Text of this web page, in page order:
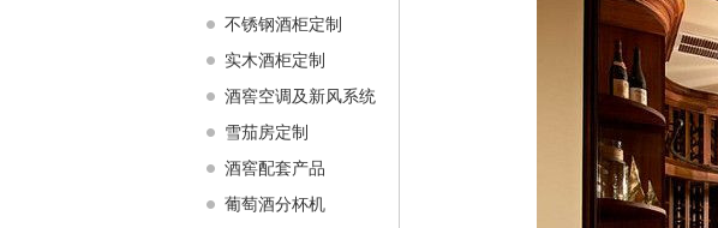
不锈钢酒柜定制
实木酒柜定制
酒窖空调及新风系统
雪茄房定制
酒窖配套产品
葡萄酒分杯机